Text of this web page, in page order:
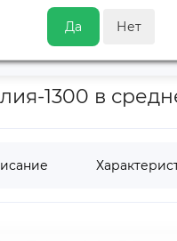
Кровати и матрасы
столы Столы из
1300 в